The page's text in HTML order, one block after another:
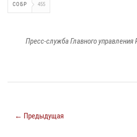
СОБР 455
Пресс-служба Главного
← Предыдущая